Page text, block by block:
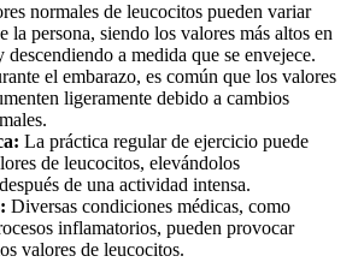
normales de leucocitos pueden variar
la persona, siendo los valores más altos en
descendiendo a medida que se envejece.
el embarazo, es común que los valores
ligeramente debido a cambios
La práctica regular de ejercicio puede
de leucocitos, elevándolos
de una actividad intensa.
Diversas condiciones médicas, como
inflamatorios, pueden provocar
valores de leucocitos.